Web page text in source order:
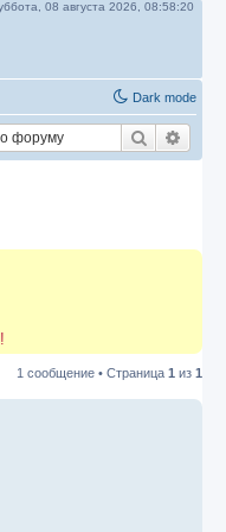
08 августа 2026, 08:58:21
Dark mode
Поиск
!
1 сообщение • Страница 1 из 1